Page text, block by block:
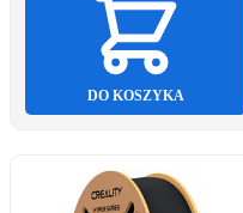
DO KOSZYKA